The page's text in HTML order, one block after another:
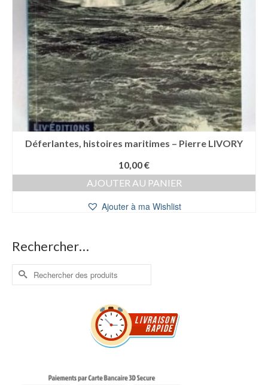
Déferlantes, histoires maritimes – Pierre LIVORY
10,00€
AJOUTER AU PANIER
Ajouter à ma Wishlist
Rechercher…
Rechercher :